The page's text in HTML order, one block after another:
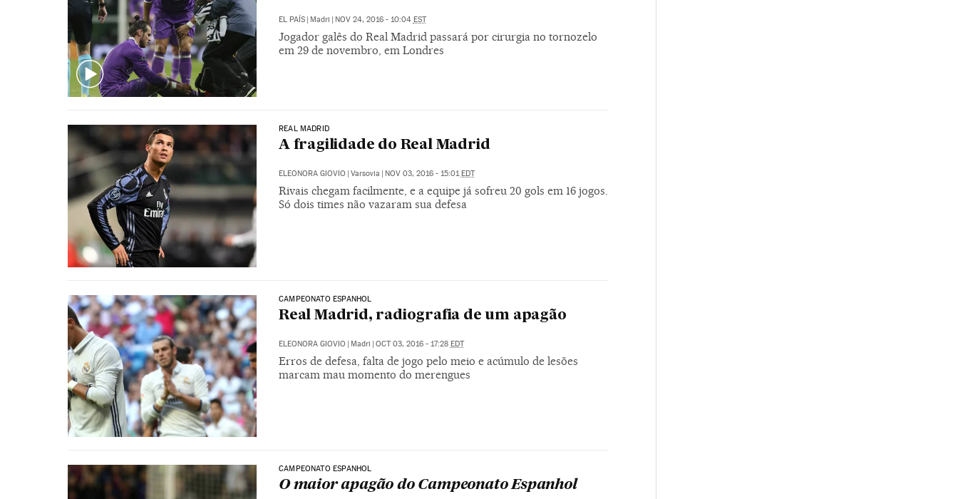
EL PAÍS | Madri | NOV 24, 2016 - 10:04 EST
Jogador galês do Real Madrid passará por cirurgia no tornozelo
em 29 de novembro, em Londres
REAL MADRID
A fragilidade do Real Madrid
ELEONORA GIOVIO Varsovia NOV 03, 2016 - 15:01 EDT
Rivais chegam facilmente, e a equipe já sofreu 20 gols em 16 jogos.
Só dois times não vazaram sua defesa
CAMPEONATO ESPANHOL
Real Madrid, radiografia de um apagão
ELEONORA GIOVIO | Madri | OCT 03, 2016 - 17:28 EDT
Erros de defesa, falta de jogo pelo meio e acúmulo de lesões
marcam mau momento do merengues
CAMPEONATO ESPANHOL
O maior apagão do Campeonato Espanhol